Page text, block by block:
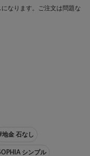
なります。ご注文は問題な
地金 石なし
シンプル